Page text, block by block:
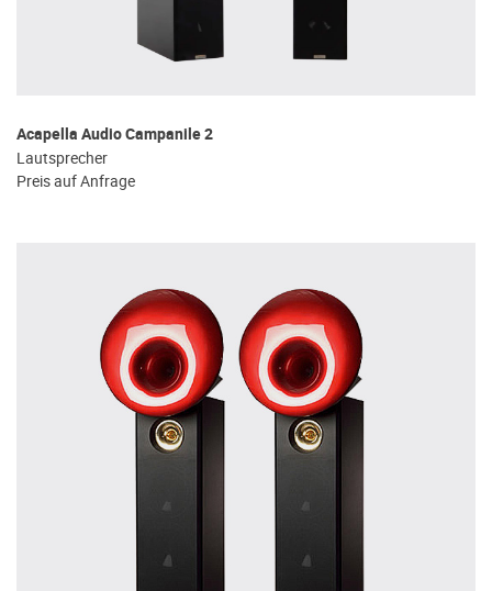
Acapella Audio Campanile 2
Lautsprecher
Preis auf Anfrage